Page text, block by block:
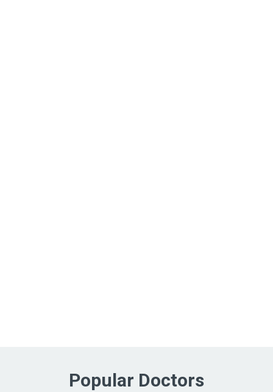
Popular Doctors